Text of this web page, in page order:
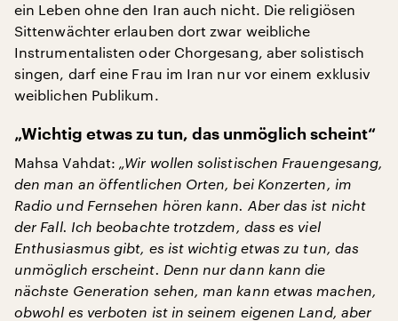
ein Leben ohne den Iran auch nicht. Die religiösen
Sittenwächter erlauben dort zwar weibliche
Instrumentalisten oder Chorgesang, aber solistisch
singen, darf eine Frau im Iran nur vor einem exklusiv
weiblichen Publikum.
„Wichtig etwas zu tun, das unmöglich scheint“
Mahsa Vahdat: „Wir wollen solistischen Frauengesang,
den man an öffentlichen Orten, bei Konzerten, im
Radio und Fernsehen hören kann. Aber das ist nicht
der Fall. Ich beobachte trotzdem, dass es viel
Enthusiasmus gibt, es ist wichtig etwas zu tun, das
unmöglich erscheint. Denn nur dann kann die
nächste Generation sehen, man kann etwas machen,
obwohl es verboten ist in seinem eigenen Land, aber